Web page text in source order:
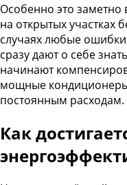
Особенно это
на открытых участках
случаях любые
сразу дают о себе
начинают
мощные кондиционеры
постоянным расходам.
Как